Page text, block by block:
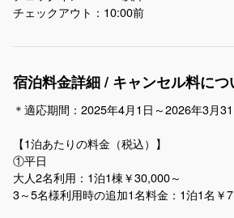
チェックアウト：10:00前
宿泊料金詳細 / キャンセル料につ
＊適応期間：2025年4月1日～2026年3月
【1泊あたりの料金（税込）】
①平日
大人2名利用：1泊1棟￥30,000～
3～5名様利用時の追加1名料金：1泊1名￥